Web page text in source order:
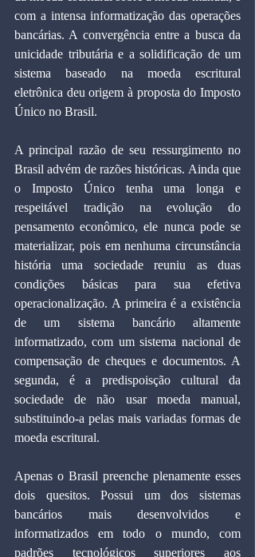
com a intensa informatização das operações
bancárias. A convergência entre a busca da
unicidade tributária e a solidificação de um
sistema baseado na moeda escritural
eletrônica deu origem à proposta do Imposto
Único no Brasil.
A principal razão de seu ressurgimento no
Brasil advém de razões históricas. Ainda que
o Imposto Único tenha uma longa e
respeitável tradição na evolução do
pensamento econômico, ele nunca pode se
materializar, pois em nenhuma circunstância
história uma sociedade reuniu as duas
condições básicas para sua efetiva
operacionalização. A primeira é a existência
de um sistema bancário altamente
informatizado, com um sistema nacional de
compensação de cheques e documentos. A
segunda, é a predispoisção cultural da
sociedade de não usar moeda manual,
substituindo-a pelas mais variadas formas de
moeda escritural.
Apenas o Brasil preenche plenamente esses
dois quesitos. Possui um dos sistemas
bancários mais desenvolvidos e
informatizados em todo o mundo, com
padrões tecnológicos superiores aos